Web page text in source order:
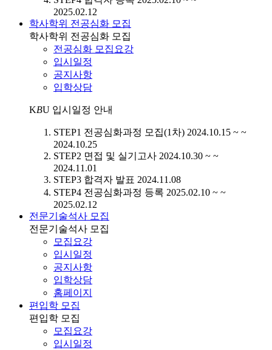
2025.02.12
학사학위 전공심화 모집
학사학위 전공심화 모집
전공심화 모집요강
입시일정
공지사항
입학상담
KBU 입시일정 안내
STEP1 전공심화과정 모집(1차) 2024.10.15 ~ ~
2024.10.25
STEP2 면접 및 실기고사 2024.10.30 ~ ~
2024.11.01
STEP3 합격자 발표 2024.11.08
STEP4 전공심화과정 등록 2025.02.10 ~ ~
2025.02.12
전문기술석사 모집
전문기술석사 모집
모집요강
입시일정
공지사항
입학상담
홈페이지
편입학 모집
편입학 모집
모집요강
입시일정